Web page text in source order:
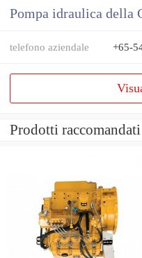
telefono aziendale +65-
Prodotti raccomandati